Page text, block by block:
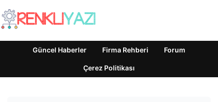
Güncel Haberler Firma Rehberi Forum
Çerez Politikası